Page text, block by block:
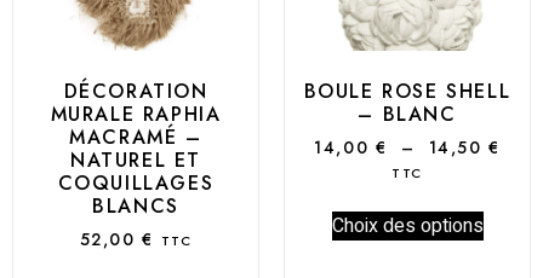
DÉCORATION
MURALE RAPHIA
MACRAMÉ –
NATUREL ET
COQUILLAGES
BLANCS
52,00€ TTC
BOULE ROSE SHELL
– BLANC
14,00 € – 14,50€
TTC
Choix des options